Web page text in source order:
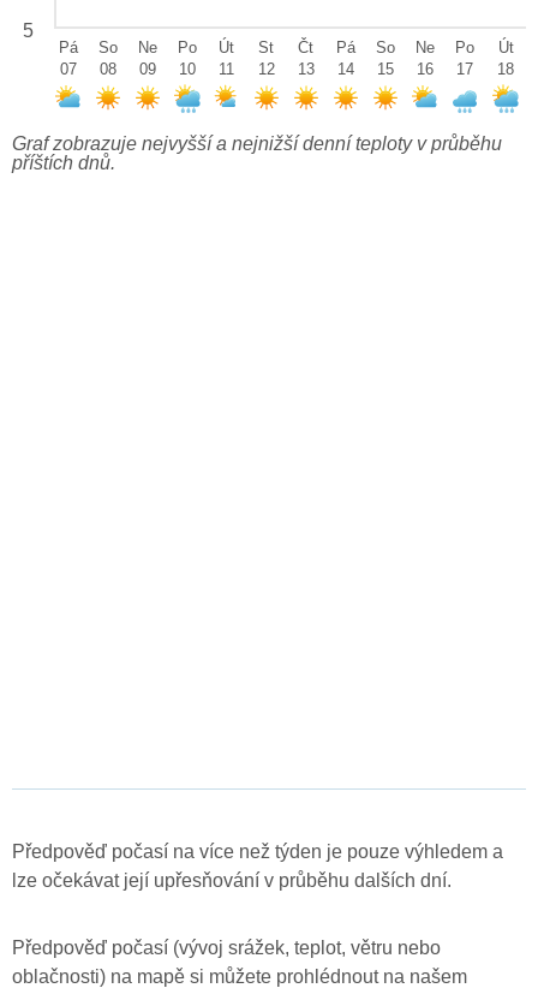
5
Pá
07
So
08
Ne
09
Po
10
Út
11
St
12
Čt
13
Pá
14
So
15
Ne
16
Po
17
Út
18
Graf zobrazuje nejvyšší a nejnižší denní teploty v průběhu
příštích dnů.
Předpověď počasí na více než týden je pouze výhledem a
lze očekávat její upřesňování v průběhu dalších dní.
Předpověď počasí (vývoj srážek, teplot, větru nebo
oblačnosti) na mapě si můžete prohlédnout na našem